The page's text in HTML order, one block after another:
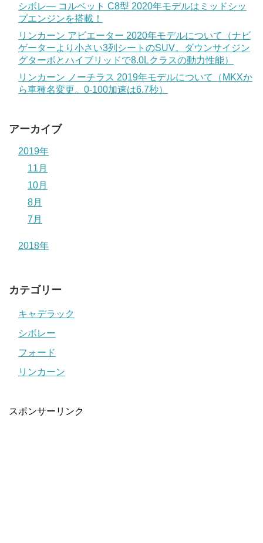
シボレ― コルベット C8型 2020年モデルはミッドシッ
プエンジンを搭載！
リンカーン アビエーター 2020年モデルについて（ナビ
ゲーターより小さい3列シートのSUV。ダウンサイジン
グターボとハイブリッドで8.0Lクラスの動力性能）
リンカーン ノーチラス 2019年モデルについて（MKXか
ら車種名変更。0-100加速は6.7秒）
アーカイブ
2019年
11月
10月
8月
7月
2018年
カテゴリー
キャデラック
シボレー
フォード
リンカーン
スポンサーリンク